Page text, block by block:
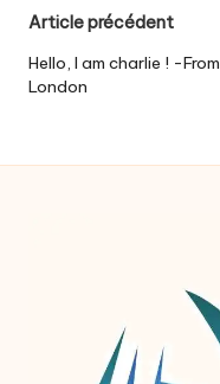
Post
navigation
Article précédent
Hello, I am charlie ! -From
London